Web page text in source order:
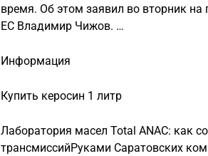
время. Об этом заявил во вторник
ЕС Владимир Чижов. …
Информация
Купить керосин 1 литр
Лаборатория масел Total ANAC: как
трансмиссийРуками Саратовских